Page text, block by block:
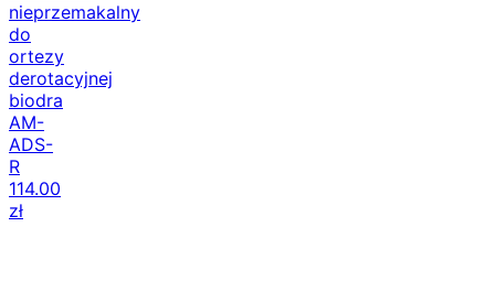
Pokrowiec
nieprzemakalny
do
ortezy
derotacyjnej
biodra
AM-
ADS-
R
114.00